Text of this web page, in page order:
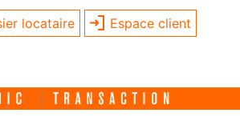
locataire Espace client